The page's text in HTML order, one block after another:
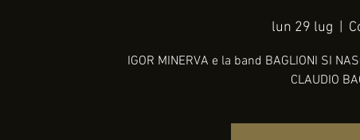
lun 29 lug
  |
IGOR MINERVA e la band BAGLIONI SI
CLAUDIO